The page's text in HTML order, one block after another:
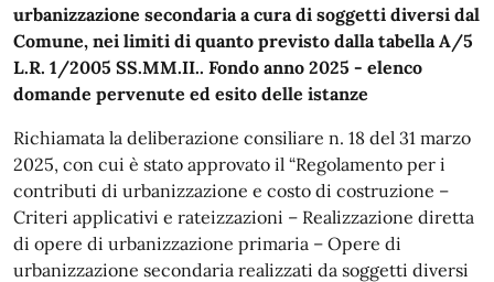
urbanizzazione secondaria a cura di soggetti diversi dal
Comune, nei limiti di quanto previsto dalla tabella A/5
L.R. 1/2005 SS.MM.II.. Fondo anno 2025 - elenco
domande pervenute ed esito delle istanze
Richiamata la deliberazione consiliare n. 18 del 31 marzo
2025, con cui è stato approvato il “Regolamento per i
contributi di urbanizzazione e costo di costruzione –
Criteri applicativi e rateizzazioni – Realizzazione diretta
di opere di urbanizzazione primaria – Opere di
urbanizzazione secondaria realizzati da soggetti diversi